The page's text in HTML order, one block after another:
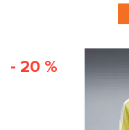
- 20 %